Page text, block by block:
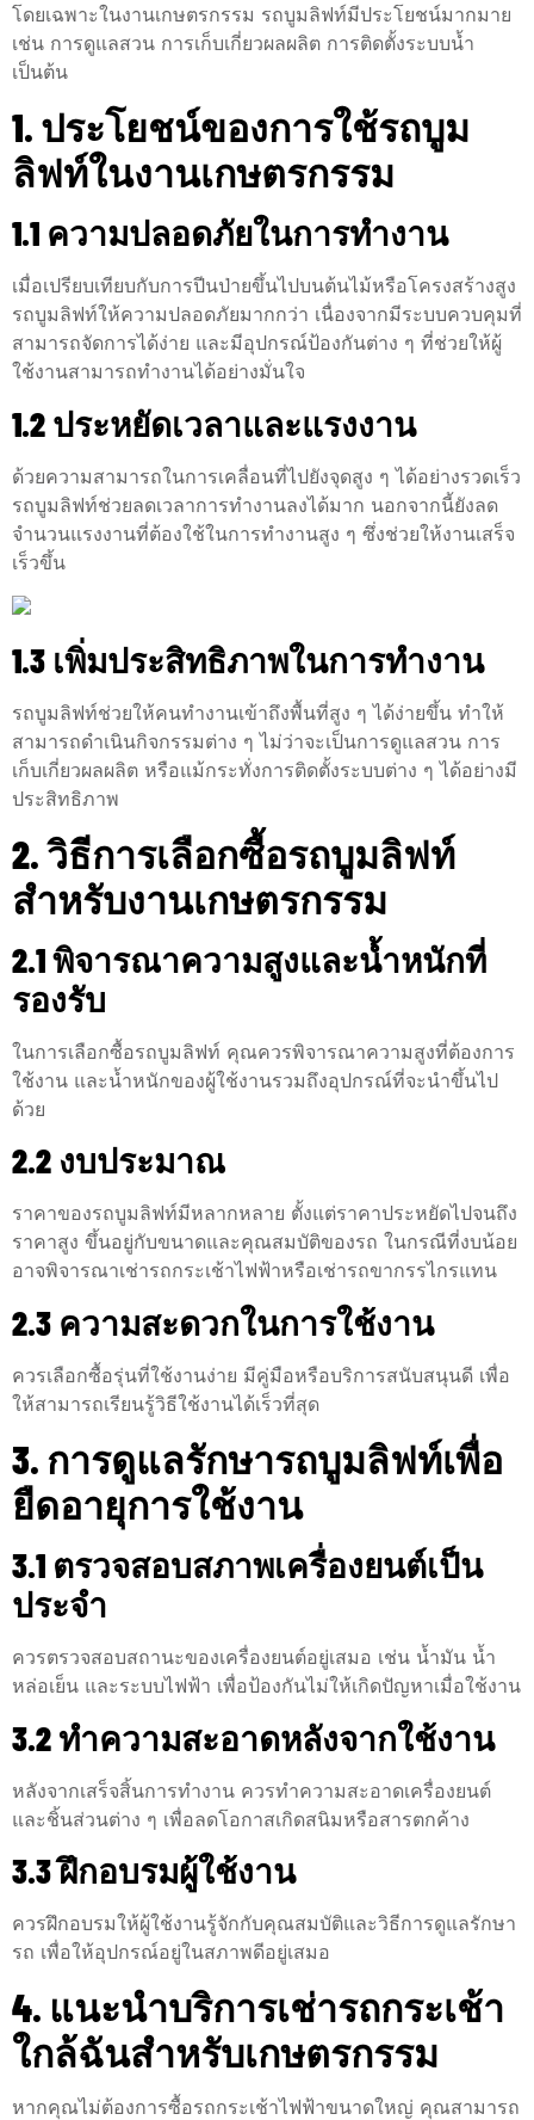
โดยเฉพาะในงานเกษตรกรรม รถบูมลิฟท์มีประโยชน์มากมาย
เช่น การดูแลสวน การเก็บเกี่ยวผลผลิต การติดตั้งระบบน้ำ
เป็นต้น
1. ประโยชน์ของการใช้รถบูม
ลิฟท์ในงานเกษตรกรรม
1.1 ความปลอดภัยในการทำงาน
เมื่อเปรียบเทียบกับการปีนป่ายขึ้นไปบนต้นไม้หรือโครงสร้างสูง
รถบูมลิฟท์ให้ความปลอดภัยมากกว่า เนื่องจากมีระบบควบคุมที่
สามารถจัดการได้ง่าย และมีอุปกรณ์ป้องกันต่าง ๆ ที่ช่วยให้ผู้
ใช้งานสามารถทำงานได้อย่างมั่นใจ
1.2 ประหยัดเวลาและแรงงาน
ด้วยความสามารถในการเคลื่อนที่ไปยังจุดสูง ๆ ได้อย่างรวดเร็ว
รถบูมลิฟท์ช่วยลดเวลาการทำงานลงได้มาก นอกจากนี้ยังลด
จำนวนแรงงานที่ต้องใช้ในการทำงานสูง ๆ ซึ่งช่วยให้งานเสร็จ
เร็วขึ้น
1.3 เพิ่มประสิทธิภาพในการทำงาน
รถบูมลิฟท์ช่วยให้คนทำงานเข้าถึงพื้นที่สูง ๆ ได้ง่ายขึ้น ทำให้
สามารถดำเนินกิจกรรมต่าง ๆ ไม่ว่าจะเป็นการดูแลสวน การ
เก็บเกี่ยวผลผลิต หรือแม้กระทั่งการติดตั้งระบบต่าง ๆ ได้อย่างมี
ประสิทธิภาพ
2. วิธีการเลือกซื้อรถบูมลิฟท์
สำหรับงานเกษตรกรรม
2.1 พิจารณาความสูงและน้ำหนักที่
รองรับ
ในการเลือกซื้อรถบูมลิฟท์ คุณควรพิจารณาความสูงที่ต้องการ
ใช้งาน และน้ำหนักของผู้ใช้งานรวมถึงอุปกรณ์ที่จะนำขึ้นไป
ด้วย
2.2 งบประมาณ
ราคาของรถบูมลิฟท์มีหลากหลาย ตั้งแต่ราคาประหยัดไปจนถึง
ราคาสูง ขึ้นอยู่กับขนาดและคุณสมบัติของรถ ในกรณีที่งบน้อย
อาจพิจารณาเช่ารถกระเช้าไฟฟ้าหรือเช่ารถขากรรไกรแทน
2.3 ความสะดวกในการใช้งาน
ควรเลือกซื้อรุ่นที่ใช้งานง่าย มีคู่มือหรือบริการสนับสนุนดี เพื่อ
ให้สามารถเรียนรู้วิธีใช้งานได้เร็วที่สุด
3. การดูแลรักษารถบูมลิฟท์เพื่อ
ยืดอายุการใช้งาน
3.1 ตรวจสอบสภาพเครื่องยนต์เป็น
ประจำ
ควรตรวจสอบสถานะของเครื่องยนต์อยู่เสมอ เช่น น้ำมัน น้ำ
หล่อเย็น และระบบไฟฟ้า เพื่อป้องกันไม่ให้เกิดปัญหาเมื่อใช้งาน
3.2 ทำความสะอาดหลังจากใช้งาน
หลังจากเสร็จสิ้นการทำงาน ควรทำความสะอาดเครื่องยนต์
และชิ้นส่วนต่าง ๆ เพื่อลดโอกาสเกิดสนิมหรือสารตกค้าง
3.3 ฝึกอบรมผู้ใช้งาน
ควรฝึกอบรมให้ผู้ใช้งานรู้จักกับคุณสมบัติและวิธีการดูแลรักษา
รถ เพื่อให้อุปกรณ์อยู่ในสภาพดีอยู่เสมอ
4. แนะนำบริการเช่ารถกระเช้า
ใกล้ฉันสำหรับเกษตรกรรม
หากคุณไม่ต้องการซื้อรถกระเช้าไฟฟ้าขนาดใหญ่ คุณสามารถ